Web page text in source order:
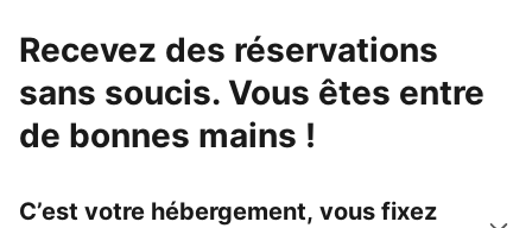
Recevez des réservations
sans soucis. Vous êtes entre
de bonnes mains !
C’est votre hébergement, vous fixez